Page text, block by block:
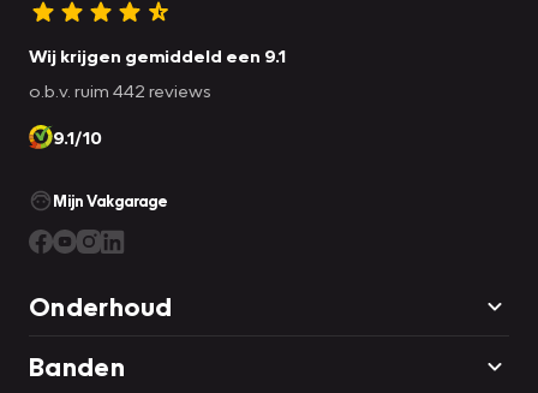
Wij krijgen gemiddeld een 9.1
o.b.v. ruim 442 reviews
9.1/10
Mijn Vakgarage
Onderhoud
Banden